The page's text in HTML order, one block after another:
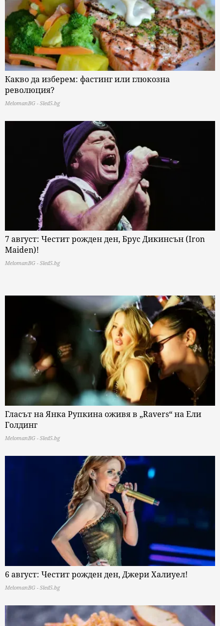
Какво да изберем: фастинг или глюкозна
революция?
MelomanBG - Sled5.bg
7 август: Честит рожден ден, Брус Дикинсън (Iron
Maiden)!
MelomanBG - Sled5.bg
Гласът на Янка Рупкина оживя в „Ravers“ на Ели
Голдинг
MelomanBG - Sled5.bg
6 август: Честит рожден ден, Джери Халиуел!
MelomanBG - Sled5.bg